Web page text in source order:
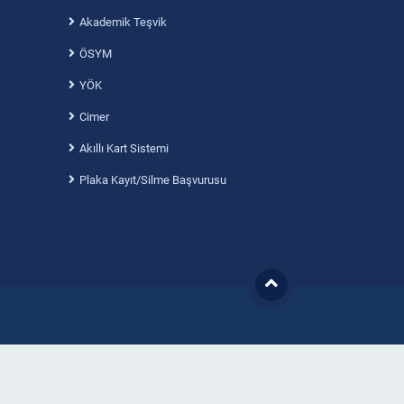
Akademik Teşvik
ÖSYM
YÖK
Cimer
Akıllı Kart Sistemi
Plaka Kayıt/Silme Başvurusu